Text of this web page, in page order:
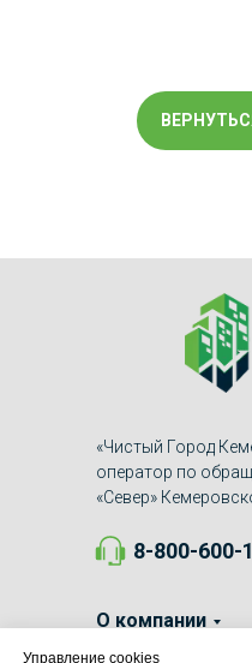
8-800-600-
О компании
«Чистый Город
оператор по
«Север»
Управление cookies